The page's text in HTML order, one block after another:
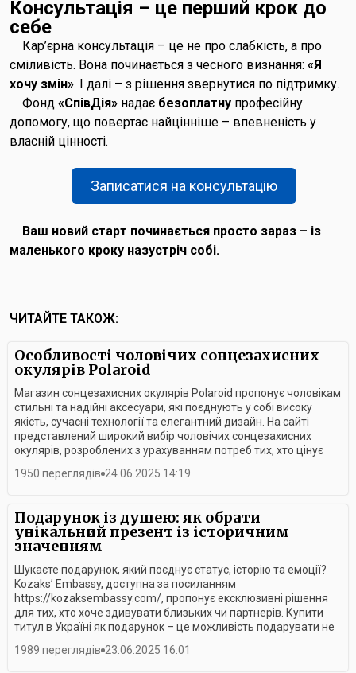
Консультація – це перший крок до
себе
Кар’єрна консультація – це не про слабкість, а про
сміливість. Вона починається з чесного визнання: «Я
хочу змін». І далі – з рішення звернутися по підтримку.
Фонд «СпівДія» надає безоплатну професійну
допомогу, що повертає найцінніше – впевненість у
власній цінності.
Записатися на консультацію
Ваш новий старт починається просто зараз – із
маленького кроку назустріч собі.
ЧИТАЙТЕ ТАКОЖ:
Особливості чоловічих сонцезахисних
окулярів Polaroid
Магазин сонцезахисних окулярів Polaroid пропонує чоловікам
стильні та надійні аксесуари, які поєднують у собі високу
якість, сучасні технології та елегантний дизайн. На сайті
представлений широкий вибір чоловічих сонцезахисних
окулярів, розроблених з урахуванням потреб тих, хто цінує
унікальними характеристиками, що роблять її ідеальною для
особливостей чоловічих сонцезахисних окулярів Polaroid
https://pldeyewear.com.ua/catalog/sontsezakhisni-okulyari/so-
cholovichi – це поляризаційні лінзи. Вони блокують
горизонтальні світлові хвилі, усуваючи відблиски від
поверхонь, таких як вода, сніг чи мокрий асфальт. Уявіть: ви
їдете трасою в сонячний день і замість осліплюючих
відблисків бачите чітку дорогу. Це не тільки підвищує
комфорт, а й знижує втому очей, що особливо важливо для
водіїв або любителів активного відпочинку. Поляризація
також покращує контрастність зображення, роблячи кольори
1950 переглядів 24.06.2025 14:19
Подарунок із душею: як обрати
унікальний презент із історичним
значенням
Шукаєте подарунок, який поєднує статус, історію та емоції?
Kozaks’ Embassy, доступна за посиланням
https://kozaksembassy.com/, пропонує ексклюзивні рішення
для тих, хто хоче здивувати близьких чи партнерів. Купити
титул в Україні як подарунок – це можливість подарувати не
статті ми розповімо, чому титули, такі як гетьман чи осавул,
1989 переглядів 23.06.2025 16:01